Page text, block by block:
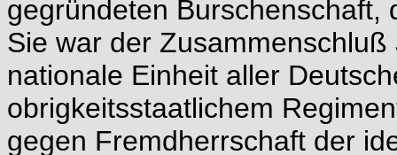
gegründeten Burschenschaft,
Sie war der
nationale Einheit aller
obrigkeitsstaatlichem
gegen Fremdherrschaft der